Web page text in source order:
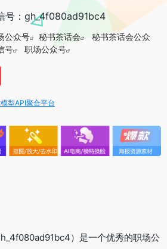
号：gh_4f080ad91bc4
公众号 秘书茶话会
秘书茶话会公众
号 职场公众号
聚合平台
）是一个优秀的职场公